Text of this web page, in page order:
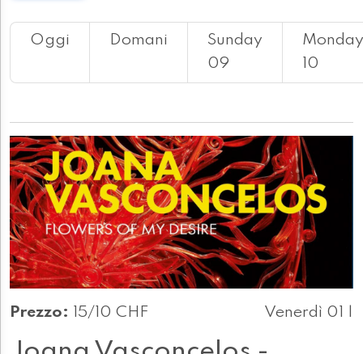
Oggi Domani
Sunday
09
Monday
10
Prezzo: 15/10 CHF Venerdì 01 |